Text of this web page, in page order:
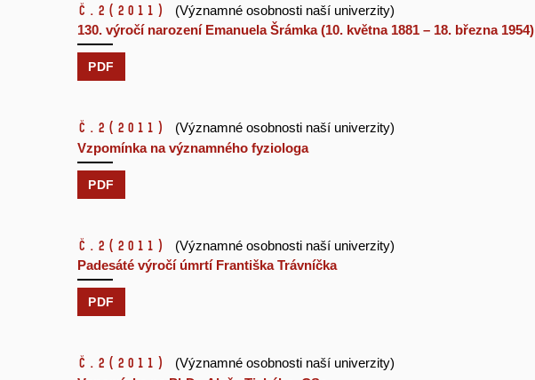
č.2 (2011)
(Významné osobnosti naší univerzity)
130. výročí narození Emanuela Šrámka (10. května 1881 – 18. března 1954)
PDF
č.2 (2011)
(Významné osobnosti naší univerzity)
Vzpomínka na významného fyziologa
PDF
č.2 (2011)
(Významné osobnosti naší univerzity)
Padesáté výročí úmrtí Františka Trávníčka
PDF
č.2 (2011)
(Významné osobnosti naší univerzity)